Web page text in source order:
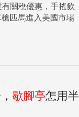
關稅優惠，手搖飲
匹馬進入美國市場
歇腳亭怎用半